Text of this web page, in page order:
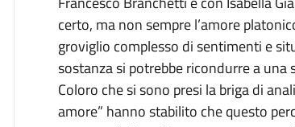
certo, ma non sempre l’amore
groviglio complesso di sentimenti e
sostanza si potrebbe ricondurre a
Coloro che si sono presi la briga di
amore” hanno stabilito che questo